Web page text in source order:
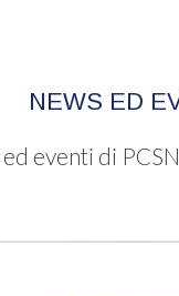
NEWS ED
eventi di